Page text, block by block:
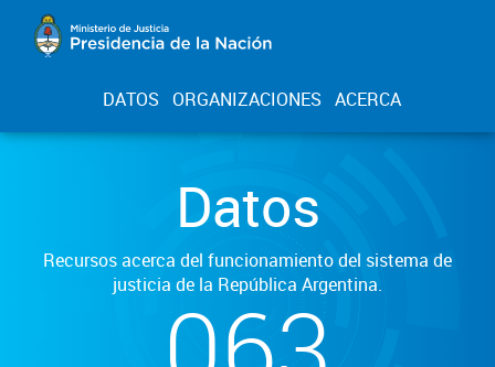
DATOS ORGANIZACIONES ACERCA
Datos
Recursos acerca del funcionamiento del sistema de
justicia de la República Argentina.